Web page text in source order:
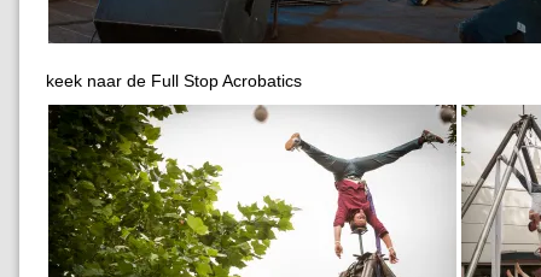
keek naar de Full Stop Acrobatics